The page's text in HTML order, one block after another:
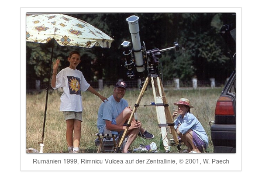
Rumänien 1999, Rimnicu Vulcea auf der Zentrallinie, © 2001, W. Paech